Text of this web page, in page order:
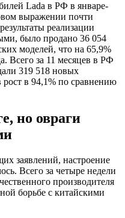
Lada в РФ в январе-
выражении почти
реализации
было продано 36 054
моделей, что на 65,9%
Всего за 11 месяцев в РФ
319 518 новых
в 94,1% по сравнению
но овраги
заявлений, настроение
Всего за четыре недели
производителя
борьбе с китайскими